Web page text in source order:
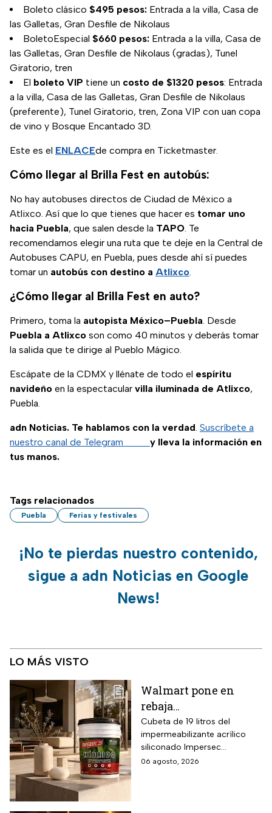
Boleto clásico $495 pesos: Entrada a la villa, Casa de
las Galletas, Gran Desfile de Nikolaus
BoletoEspecial $660 pesos: Entrada a la villa, Casa de
las Galletas, Gran Desfile de Nikolaus (gradas), Tunel
Giratorio, tren
El boleto VIP tiene un costo de $1320 pesos: Entrada
a la villa, Casa de las Galletas, Gran Desfile de Nikolaus
(preferente), Tunel Giratorio, tren, Zona VIP con uan copa
de vino y Bosque Encantado 3D.
Este es el ENLACEde compra en Ticketmaster.
Cómo llegar al Brilla Fest en autobús:
No hay autobuses directos de Ciudad de México a
Atlixco. Así que lo que tienes que hacer es tomar uno
hacia Puebla, que salen desde la TAPO . Te
recomendamos elegir una ruta que te deje en la Central de
Autobuses CAPU, en Puebla, pues desde ahí sí puedes
tomar un autobús con destino a Atlixco
¿Cómo llegar al Brilla Fest en auto?
Primero, toma la autopista México–Puebla . Desde
Puebla a Atlixco son como 40 minutos y deberás tomar
la salida que te dirige al Pueblo Mágico.
Escápate de la CDMX y llénate de todo el espíritu
navideño en la espectacular villa iluminada de Atlixco,
Puebla.
adn Noticias. Te hablamos con la verdad Suscríbete a
nuestro canal de Telegram y lleva la información en
tus manos.
Tags relacionados
Puebla Ferias y festivales
¡No te pierdas nuestro contenido,
sigue a adn Noticias en Google
News!
LO MÁS VISTO
Walmart pone en
rebaja
impermeabilizante
ecológico Impersec 10
años con caucho
reciclado de 19 litros
Cubeta de 19 litros del
impermeabilizante acrílico
siliconado Impersec
formulado con hasta 60 por
06 agosto, 2026